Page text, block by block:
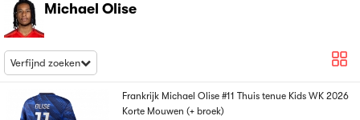
Michael Olise
Verfijnd zoeken
Frankrijk Michael Olise #11 Thuis tenue Kids WK 2026
Korte Mouwen (+ broek)